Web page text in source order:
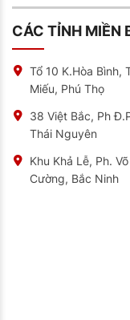
đạt điểm an
2. Chamfered
Thiết kế vát
được vát nhẹ ở
mang lại sự ổn
cao:
Diện tích tiếp
Giữ vững
trên 100km/h
Phản hồi lái
Chị Hương
Continental
trên cao tốc. Vô-
CÁC TỈNH MIỀN
Tổ 10 K.Hòa Bình,
Miếu, Phú Thọ
38 Việt Bắc, Ph
Thái Nguyên
Khu Khả Lễ, Ph. Võ
Cường, Bắc Ninh